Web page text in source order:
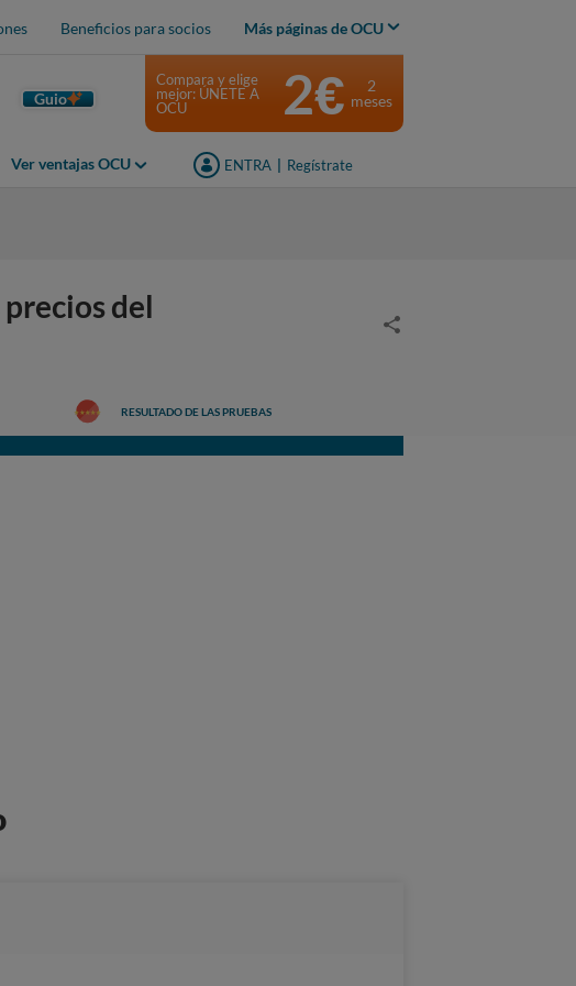
Beneficios para socios Más páginas de OCU
Guio
Ver ventajas OCU ENTRA Regístrate
Compara y elige
mejor: ÚNETE A
OCU
2€
2
meses
del
RESULTADO DE LAS PRUEBAS